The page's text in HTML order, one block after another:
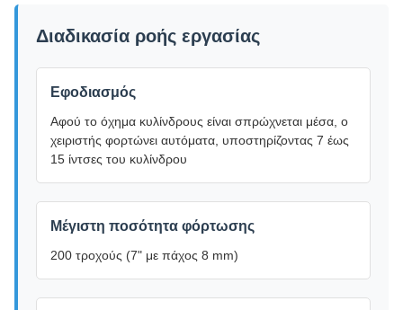
Διαδικασία ροής εργασίας
Εφοδιασμός
Αφού το όχημα κυλίνδρους είναι σπρώχνεται μέσα, ο
χειριστής φορτώνει αυτόματα, υποστηρίζοντας 7 έως
15 ίντσες του κυλίνδρου
Μέγιστη ποσότητα φόρτωσης
200 τροχούς (7" με πάχος 8 mm)